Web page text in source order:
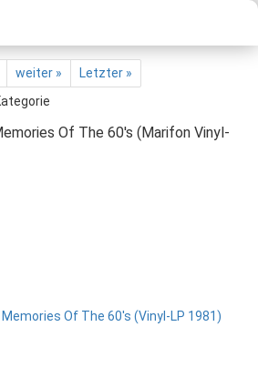
weiter »
Letzter »
Of The 60's (Marifon Vinyl-